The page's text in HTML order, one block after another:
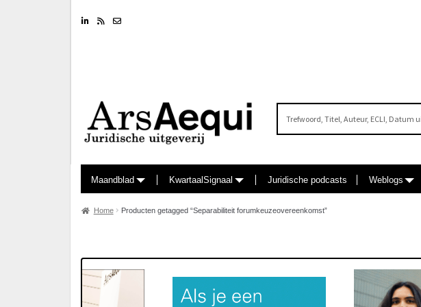
LinkedinRSS feed
Maandblad KwartaalSignaal Juridische podcasts Weblogs
Home Producten getagged “Separabiliteit forumkeuzeovereenkomst”